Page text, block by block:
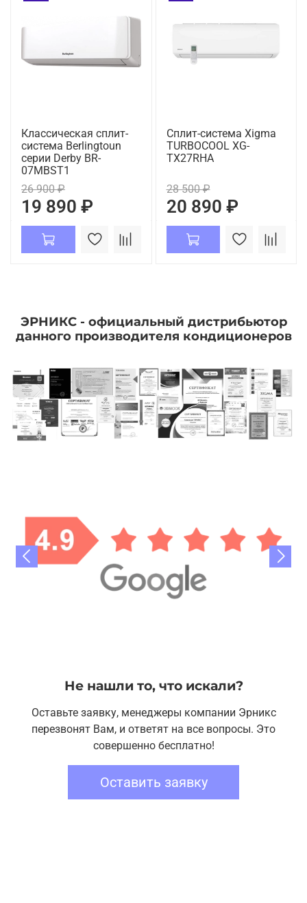
Классическая сплит-
система Berlingtoun
серии Derby BR-
07MBST1
26 900 ₽
19 890 ₽
Сплит-система Xigma
TURBOCOOL XG-
TX27RHA
28 500 ₽
20 890 ₽
ЭРНИКС - официальный дистрибьютор
данного производителя кондиционеров
Не нашли то, что искали?
Оставьте заявку, менеджеры компании Эрникс
перезвонят Вам, и ответят на все вопросы. Это
совершенно бесплатно!
Оставить заявку